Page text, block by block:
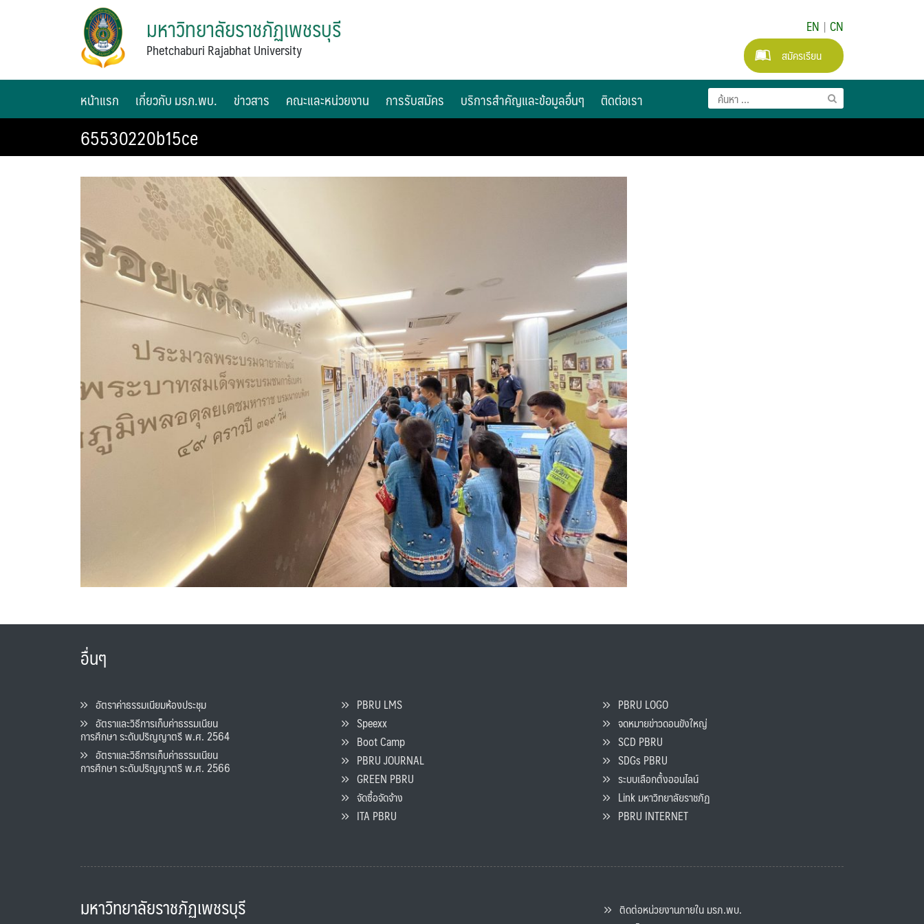
มหาวิทยาลัยราชภัฏเพชรบุรี
Phetchaburi Rajabhat University
EN | CN
สมัครเรียน
หน้าแรก เกี่ยวกับ มรภ.พบ. ข่าวสาร คณะและหน่วยงาน การรับสมัคร บริการสำคัญและข้อมูลอื่นๆ ติดต่อเรา
65530220b15ce
อื่นๆ
อัตราค่าธรรมเนียมห้องประชุม
อัตราและวิธีการเก็บค่าธรรมเนียน
การศึกษา ระดับปริญญาตรี พ.ศ. 2564
อัตราและวิธีการเก็บค่าธรรมเนียน
การศึกษา ระดับปริญญาตรี พ.ศ. 2566
PBRU LMS
Speexx
Boot Camp
PBRU JOURNAL
GREEN PBRU
จัดซื้อจัดจ้าง
ITA PBRU
PBRU LOGO
จดหมายข่าวดอนขังใหญ่
SCD PBRU
SDGs PBRU
ระบบเลือกตั้งออนไลน์
Link มหาวิทยาลัยราชภัฏ
PBRU INTERNET
มหาวิทยาลัยราชภัฏเพชรบุรี
ติดต่อหน่วยงานภายใน มรภ.พบ.